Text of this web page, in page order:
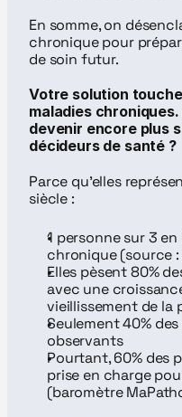
En somme, on
chronique pour
de soin futur.
Votre solution
maladies
devenir encore plus
décideurs de santé ?
Parce qu’elles
siècle :
1 personne sur 3
chronique (source
Elles pèsent 80%
avec une
vieillissement de la
Seulement 40%
observants
Pourtant, 60% des
prise en charge
(baromètre